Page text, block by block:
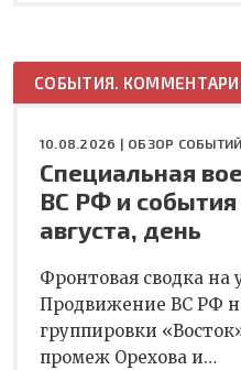
СОБЫТИЯ.
10.08.2026 | ОБЗОР СОБЫТИЙ
Специальная
ВС РФ и события
августа, день
Фронтовая сводка на
Продвижение ВС РФ
группировки
промеж Орехова и…